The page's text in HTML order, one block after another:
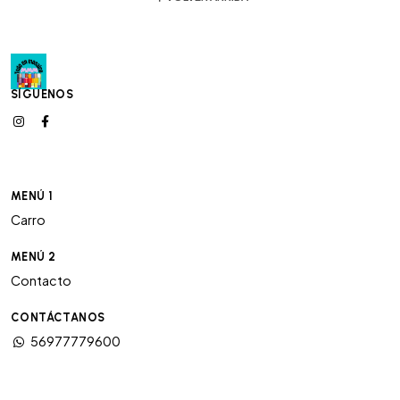
SÍGUENOS
MENÚ 1
Carro
MENÚ 2
Contacto
CONTÁCTANOS
56977779600